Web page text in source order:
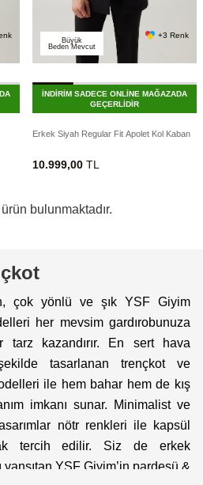
Büyük
Beden Mevcut
+3 Renk
İNDİRİM SADECE ONLİNE MAĞAZADA
GEÇERLİDİR
Erkek Siyah Regular Fit Apolet Kol Kaban
10.999,00 TL
ürün bulunmaktadır.
çok yönlü ve şık YSF Giyim
her mevsim gardırobunuza
kazandırır. En sert hava
şekilde tasarlanan trençkot ve
ile hem bahar hem de kış
imkanı sunar. Minimalist ve
nötr renkleri ile kapsül
tercih edilir. Siz de erkek
yansıtan YSF Giyim’in pardesü &